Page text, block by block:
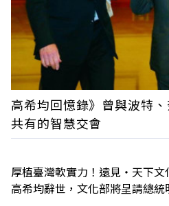
高希均回憶錄》曾與波特
共有的智慧交會
厚植臺灣軟實力！遠見‧天下文
高希均辭世，文化部將呈請總統